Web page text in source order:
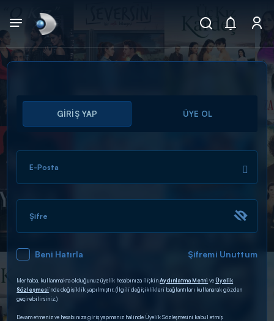
Arama
ARAMA SONUÇLARI
DİĞER SONUÇLAR
GİRİŞ YAP ÜYE OL
E-Posta
Şifre
Beni Hatırla Şifremi Unuttum
Merhaba, kullanmakta olduğunuz üyelik hesabınıza ilişkinAydınlatma Metni veÜyelik
Sözleşmesi’nde değişiklik yapılmıştır. (İlgili değişiklikleri bağlantıları kullanarak gözden
geçirebilirsiniz.)
Devam etmeniz ve hesabınıza giriş yapmanız halinde Üyelik Sözleşmesini kabul etmiş